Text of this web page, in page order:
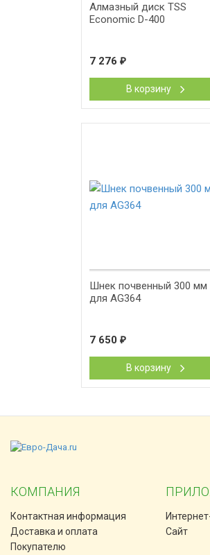
Алмазный диск TSS
Economic D-400
7 276 ₽
В корзину
Шнек почвенный 300 мм
для AG364
7 650 ₽
В корзину
КОМПАНИЯ
Контактная информация
Доставка и оплата
Покупателю
Сайт